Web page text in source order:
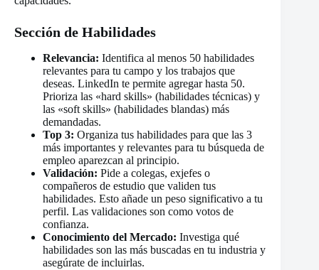
Sección de Habilidades
Relevancia: Identifica al menos 50 habilidades
relevantes para tu campo y los trabajos que
deseas. LinkedIn te permite agregar hasta 50.
Prioriza las «hard skills» (habilidades técnicas) y
las «soft skills» (habilidades blandas) más
demandadas.
Top 3: Organiza tus habilidades para que las 3
más importantes y relevantes para tu búsqueda de
empleo aparezcan al principio.
Validación: Pide a colegas, exjefes o
compañeros de estudio que validen tus
habilidades. Esto añade un peso significativo a tu
perfil. Las validaciones son como votos de
confianza.
Conocimiento del Mercado: Investiga qué
habilidades son las más buscadas en tu industria y
asegúrate de incluirlas.